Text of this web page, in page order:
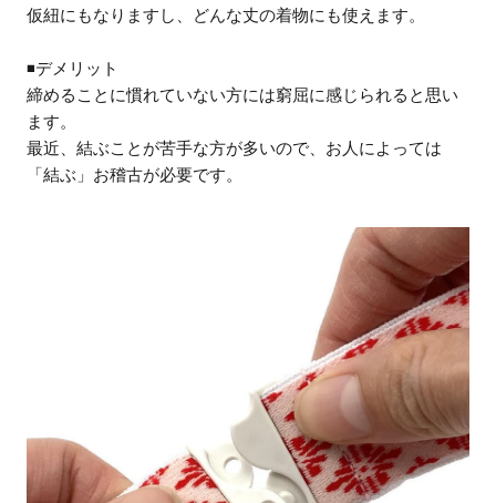
仮紐にもなりますし、どんな丈の着物にも使えます。
◾️デメリット
締めることに慣れていない方には窮屈に感じられると思い
ます。
最近、結ぶことが苦手な方が多いので、お人によっては
「結ぶ」お稽古が必要です。